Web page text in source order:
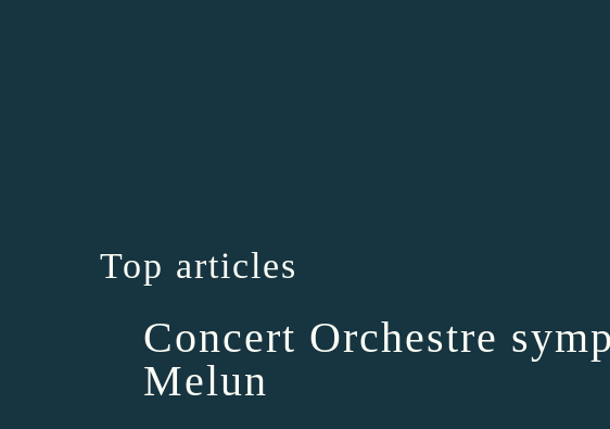
Top articles
Concert Orchestre
Melun